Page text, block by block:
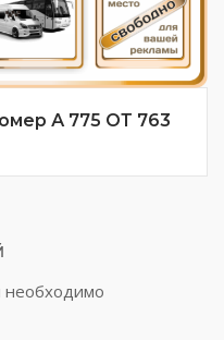
А 775 ОТ 763
необходимо